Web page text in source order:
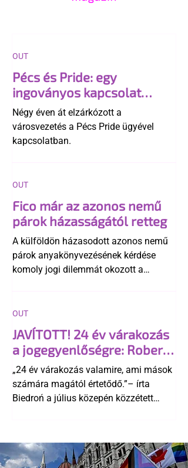
Pécs és Pride: egy
ingoványos kapcsolat
története
Négy éven át elzárkózott a
városvezetés a Pécs Pride ügyével
kapcsolatban.
OUT
Fico már az azonos nemű
párok házasságától retteg
A külföldön házasodott azonos nemű
párok anyakönyvezésének kérdése
komoly jogi dilemmát okozott a
egyértelműen tiltja a házasságuk
elismerését. Közben az ellenzéken belül
is vita robbant ki arról, hogy vissza
kellene-e vonni a kormány konzervatív
alkotmánymódosítását
OUT
JAVÍTOTT! 24 év várakozás
a jogegyenlőségre: Robert
Biedroń megindító üzenete
a lengyel bejegyzett
élettársi kapcsolatokért
„24 év várakozás valamire, ami mások
számára magától értetődő.”– írta
Biedroń a július közepén közzétett
OUT